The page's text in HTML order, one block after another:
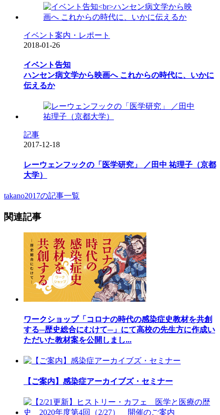
イベント案内・レポート
2018-01-26
イベント告知
ハンセン病文学から映画へ これからの時代に、いかに
伝えるか
記事
2017-12-18
レーウェンフックの「医学研究」 ／田中 祐理子（京都
大学）
takano2017の記事一覧
関連記事
ワークショップ「コロナの時代の感染症史教材を共創
する─歴史総合にむけて─」にて高校の先生方に作成い
ただいた教材案を公開しまし...
【ご案内】感染症アーカイブズ・セミナー